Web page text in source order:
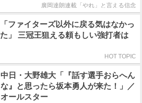
廣岡達朗連載「やれ」と言える信念
「ファイターズ以外に戻る気はなかっ
た」 三冠王狙える頼もしい強打者は
HOT TOPIC
中日・大野雄大「『話す選手おらへん
な』と思ったら坂本勇人が来た！」／
オールスター